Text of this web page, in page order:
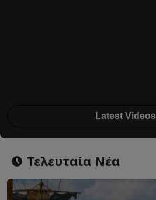
Latest Videos
Τελευταία Νέα